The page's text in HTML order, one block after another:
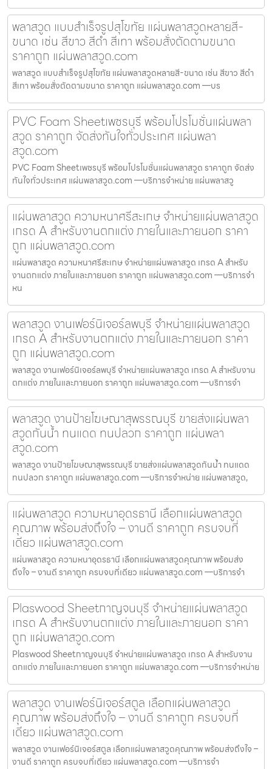
พลาสวูด แบบสำเร็จรูปสุโขทัย แผ่นพลาสวูดหลายสี-
ขนาด เช่น สีขาว สีดำ สีเทา พร้อมสั่งตัดตามขนาด
ราคาถูก แผ่นพลาสวูด.com
พลาสวูด แบบสำเร็จรูปสุโขทัย แผ่นพลาสวูดหลายสี-ขนาด เช่น สีขาว สีดำ
สีเทา พร้อมสั่งตัดตามขนาด ราคาถูก แผ่นพลาสวูด.com —บร
PVC Foam Sheetเพชรบุรี พร้อมโปรโมชั่นแผ่นพลา
สวูด ราคาถูก จัดส่งทันใจทั่วประเทศ แผ่นพลา
สวูด.com
PVC Foam Sheetเพชรบุรี พร้อมโปรโมชั่นแผ่นพลาสวูด ราคาถูก จัดส่ง
ทันใจทั่วประเทศ แผ่นพลาสวูด.com —บริการจำหน่าย แผ่นพลาสวู
แผ่นพลาสวูด ความหนาศรีสะเกษ จำหน่ายแผ่นพลาสวูด
เกรด A สำหรับงานตกแต่ง ภายในและภายนอก ราคา
ถูก แผ่นพลาสวูด.com
แผ่นพลาสวูด ความหนาศรีสะเกษ จำหน่ายแผ่นพลาสวูด เกรด A สำหรับ
งานตกแต่ง ภายในและภายนอก ราคาถูก แผ่นพลาสวูด.com —บริการจำ
หน
พลาสวูด งานเฟอร์นิเจอร์ลพบุรี จำหน่ายแผ่นพลาสวูด
เกรด A สำหรับงานตกแต่ง ภายในและภายนอก ราคา
ถูก แผ่นพลาสวูด.com
พลาสวูด งานเฟอร์นิเจอร์ลพบุรี จำหน่ายแผ่นพลาสวูด เกรด A สำหรับงาน
ตกแต่ง ภายในและภายนอก ราคาถูก แผ่นพลาสวูด.com —บริการจำ
พลาสวูด งานป้ายโฆษณาสุพรรณบุรี ขายส่งแผ่นพลา
สวูดกันน้ำ ทนแดด ทนปลวก ราคาถูก แผ่นพลา
สวูด.com
พลาสวูด งานป้ายโฆษณาสุพรรณบุรี ขายส่งแผ่นพลาสวูดกันน้ำ ทนแดด
ทนปลวก ราคาถูก แผ่นพลาสวูด.com —บริการจำหน่าย แผ่นพลาสวูด,
แผ่นพลาสวูด ความหนาอุดรธานี เลือกแผ่นพลาสวูด
คุณภาพ พร้อมส่งถึงใจ – งานดี ราคาถูก ครบจบที่
เดียว แผ่นพลาสวูด.com
แผ่นพลาสวูด ความหนาอุดรธานี เลือกแผ่นพลาสวูดคุณภาพ พร้อมส่ง
ถึงใจ – งานดี ราคาถูก ครบจบที่เดียว แผ่นพลาสวูด.com —บริการจำ
Plaswood Sheetกาญจนบุรี จำหน่ายแผ่นพลาสวูด
เกรด A สำหรับงานตกแต่ง ภายในและภายนอก ราคา
ถูก แผ่นพลาสวูด.com
Plaswood Sheetกาญจนบุรี จำหน่ายแผ่นพลาสวูด เกรด A สำหรับงาน
ตกแต่ง ภายในและภายนอก ราคาถูก แผ่นพลาสวูด.com —บริการจำหน่าย
พลาสวูด งานเฟอร์นิเจอร์สตูล เลือกแผ่นพลาสวูด
คุณภาพ พร้อมส่งถึงใจ – งานดี ราคาถูก ครบจบที่
เดียว แผ่นพลาสวูด.com
พลาสวูด งานเฟอร์นิเจอร์สตูล เลือกแผ่นพลาสวูดคุณภาพ พร้อมส่งถึงใจ –
งานดี ราคาถูก ครบจบที่เดียว แผ่นพลาสวูด.com —บริการจำ